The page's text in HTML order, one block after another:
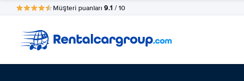
Müşteri puanları 9.1 / 10